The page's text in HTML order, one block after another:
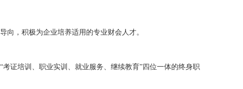
，积极为企业培养适用的专业财会人才。
证培训、职业实训、就业服务、继续教育”四位一体的终身职